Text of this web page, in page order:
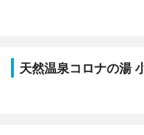
天然温泉コロナの湯